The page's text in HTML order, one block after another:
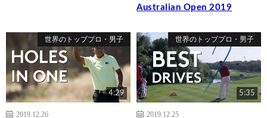
Australian Open 2019
世界のトッププロ・男子
4:29
2019.12.26
世界のトッププロ・男子
5:35
2019.12.25